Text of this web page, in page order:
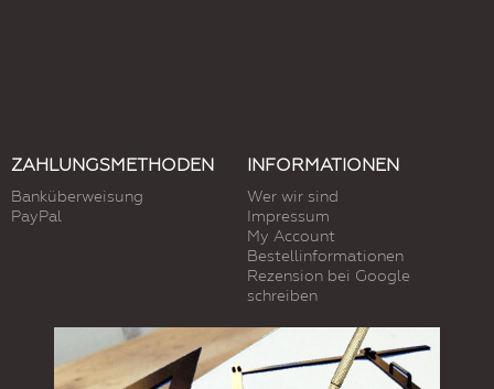
ZAHLUNGSMETHODEN
Banküberweisung
PayPal
INFORMATIONEN
Wer wir sind
Impressum
My Account
Bestellinformationen
Rezension bei Google
schreiben